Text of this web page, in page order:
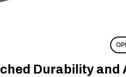
Durability and